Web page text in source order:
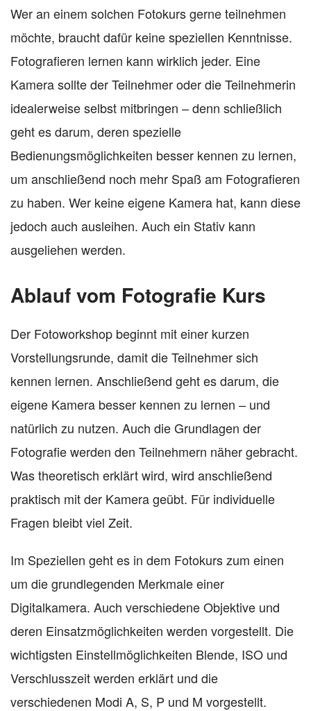
Wer an einem solchen Fotokurs gerne teilnehmen
möchte, braucht dafür keine speziellen Kenntnisse.
Fotografieren lernen kann wirklich jeder. Eine
Kamera sollte der Teilnehmer oder die Teilnehmerin
idealerweise selbst mitbringen – denn schließlich
geht es darum, deren spezielle
Bedienungsmöglichkeiten besser kennen zu lernen,
um anschließend noch mehr Spaß am Fotografieren
zu haben. Wer keine eigene Kamera hat, kann diese
jedoch auch ausleihen. Auch ein Stativ kann
ausgeliehen werden.
Ablauf vom Fotografie Kurs
Der Fotoworkshop beginnt mit einer kurzen
Vorstellungsrunde, damit die Teilnehmer sich
kennen lernen. Anschließend geht es darum, die
eigene Kamera besser kennen zu lernen – und
natürlich zu nutzen. Auch die Grundlagen der
Fotografie werden den Teilnehmern näher gebracht.
Was theoretisch erklärt wird, wird anschließend
praktisch mit der Kamera geübt. Für individuelle
Fragen bleibt viel Zeit.
Im Speziellen geht es in dem Fotokurs zum einen
um die grundlegenden Merkmale einer
Digitalkamera. Auch verschiedene Objektive und
deren Einsatzmöglichkeiten werden vorgestellt. Die
wichtigsten Einstellmöglichkeiten Blende, ISO und
Verschlusszeit werden erklärt und die
verschiedenen Modi A, S, P und M vorgestellt.